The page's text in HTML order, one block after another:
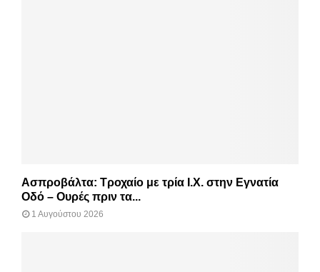
Ασπροβάλτα: Τροχαίο με τρία Ι.Χ. στην Εγνατία
Οδό – Ουρές πριν τα...
1 Αυγούστου 2026